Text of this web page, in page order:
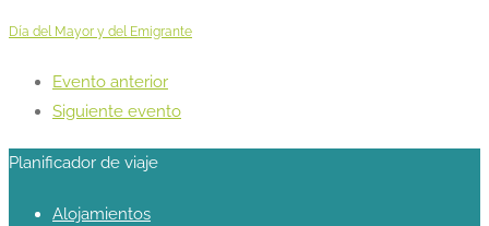
Día del Mayor y del Emigrante
Evento anterior
Siguiente evento
Planificador de viaje
Alojamientos